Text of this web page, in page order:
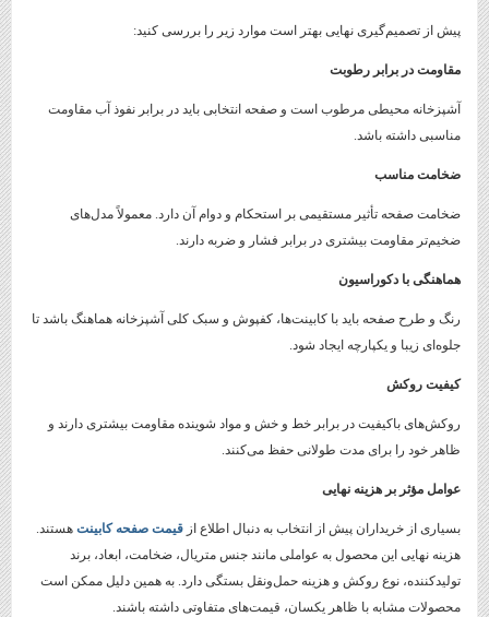
پیش از تصمیم‌گیری نهایی بهتر است موارد زیر را بررسی کنید:
مقاومت در برابر رطوبت
آشپزخانه محیطی مرطوب است و صفحه انتخابی باید در برابر نفوذ آب مقاومت
مناسبی داشته باشد.
ضخامت مناسب
ضخامت صفحه تأثیر مستقیمی بر استحکام و دوام آن دارد. معمولاً مدل‌های
ضخیم‌تر مقاومت بیشتری در برابر فشار و ضربه دارند.
هماهنگی با دکوراسیون
رنگ و طرح صفحه باید با کابینت‌ها، کفپوش و سبک کلی آشپزخانه هماهنگ باشد تا
جلوه‌ای زیبا و یکپارچه ایجاد شود.
کیفیت روکش
روکش‌های باکیفیت در برابر خط و خش و مواد شوینده مقاومت بیشتری دارند و
ظاهر خود را برای مدت طولانی حفظ می‌کنند.
عوامل مؤثر بر هزینه نهایی
بسیاری از خریداران پیش از انتخاب به دنبال اطلاع از قیمت صفحه کابینت هستند.
هزینه نهایی این محصول به عواملی مانند جنس متریال، ضخامت، ابعاد، برند
تولیدکننده، نوع روکش و هزینه حمل‌ونقل بستگی دارد. به همین دلیل ممکن است
محصولات مشابه با ظاهر یکسان، قیمت‌های متفاوتی داشته باشند.